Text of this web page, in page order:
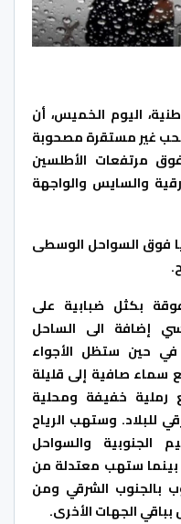
اليوم الخميس، أن
سحب غير مستقرة مصحوبة
مرتفعات الأطلسين
والسايس والواجهة
فوق السواحل الوسطى
بكثل ضبابية على
إضافة الى الساحل
في حين ستظل الأجواء
سماء صافية إلى قليلة
خفيفة ومحلية
للبلاد. وستهب الرياح
الجنوبية والسواحل
ستهب معتدلة من
بالجنوب الشرقي ومن
الجهات الأخرى.